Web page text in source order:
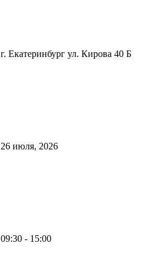
г. Екатеринбург ул. Кирова 40 Б
26 июля, 2026
09:30 - 15:00